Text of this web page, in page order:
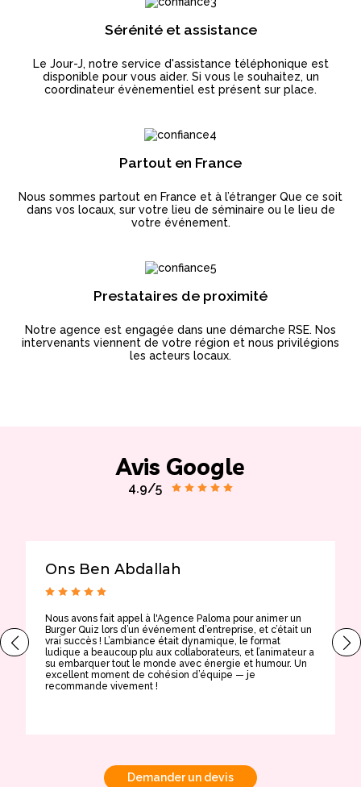
Sérénité et assistance
Le Jour-J, notre service d'assistance téléphonique est
disponible pour vous aider. Si vous le souhaitez, un
coordinateur évènementiel est présent sur place.
Partout en France
Nous sommes partout en France et à l’étranger Que ce soit
dans vos locaux, sur votre lieu de séminaire ou le lieu de
votre événement.
Prestataires de proximité
Notre agence est engagée dans une démarche RSE. Nos
intervenants viennent de votre région et nous privilégions
les acteurs locaux.
Avis Google
4.9/5
Ons Ben Abdallah
Nous avons fait appel à l'Agence Paloma pour animer un
Burger Quiz lors d’un événement d’entreprise, et c’était un
vrai succès ! L’ambiance était dynamique, le format
ludique a beaucoup plu aux collaborateurs, et l’animateur a
su embarquer tout le monde avec énergie et humour. Un
excellent moment de cohésion d’équipe — je
recommande vivement !
Demander un devis